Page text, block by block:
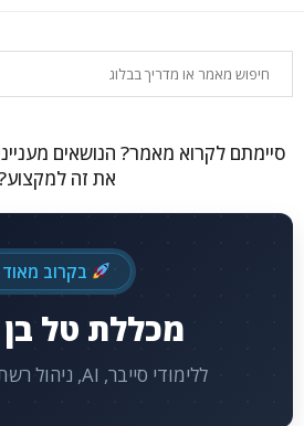
סיימתם לקרוא מאמר? הנושאים
את זה
בקרוב מאוד
מכללת טל
ללימודי סייבר, AI, ניהול רשתות ותקשורת